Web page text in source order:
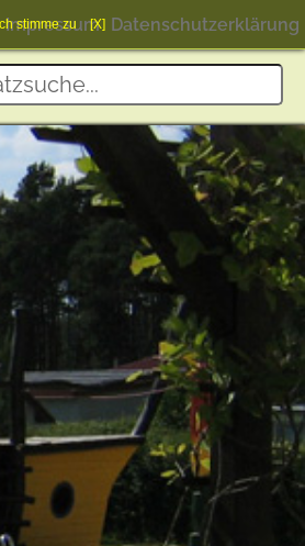
Impressum Datenschutzerklärung
Ich stimme zu [X]